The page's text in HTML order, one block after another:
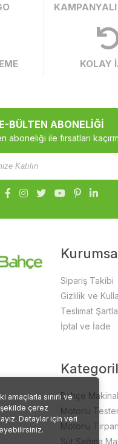
amaçlarla sınırlı ve
çerez
Detaylar için veri
KAMPANYALI
KOLAY
E-BÜLTEN ABONELİĞİ
aboneliği ile fırsatları
Sipariş Takibi
Gizlilik ve
Teslimat
İptal ve İade
Bahçe
Motorlu
Motorlu Tırpan
Süt Sağma